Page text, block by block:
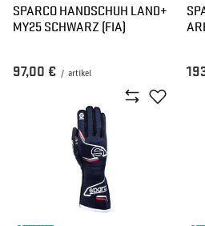
SPARCO HANDSCHUH LAND+
MY25 SCHWARZ (FIA)
97,00 € / artikel